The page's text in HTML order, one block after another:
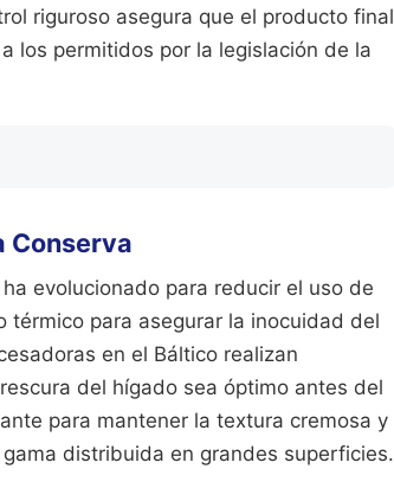
riguroso asegura que el producto final
los permitidos por la legislación de la
Conserva
evolucionado para reducir el uso de
para asegurar la inocuidad del
en el Báltico realizan
del hígado sea óptimo antes del
para mantener la textura cremosa y
distribuida en grandes superficies.